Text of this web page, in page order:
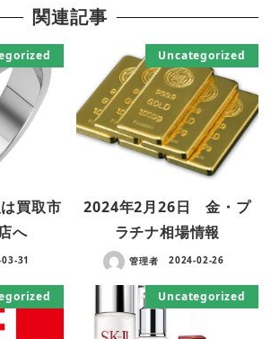
関連記事
買取市
へ
31
Uncategorized
2024年2月26日 金・プ
ラチナ相場情報
管理者 2024-02-26
Uncategorized